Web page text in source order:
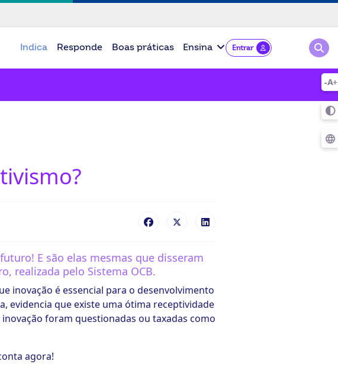
Indica Responde Boas práticas Ensina Entrar
E são elas mesmas que disseram
realizada pelo Sistema OCB.
inovação é essencial para o desenvolvimento
evidencia que existe uma ótima receptividade
foram questionadas ou taxadas como
agora!